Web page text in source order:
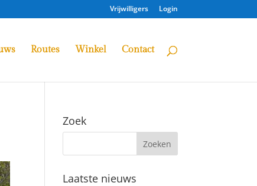
Vrijwilligers Login
Routes Winkel Contact
Zoek
Laatste nieuws